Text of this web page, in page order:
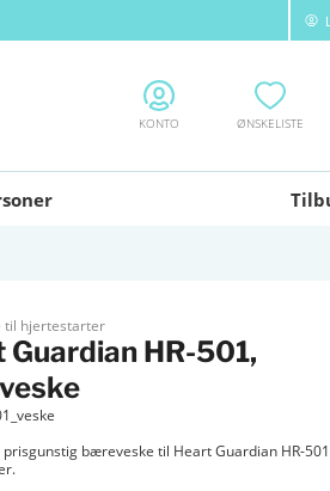
KONTO ØNSKELISTE
til hjertestarter
Guardian HR-501,
prisgunstig bæreveske til Heart Guardian HR-501